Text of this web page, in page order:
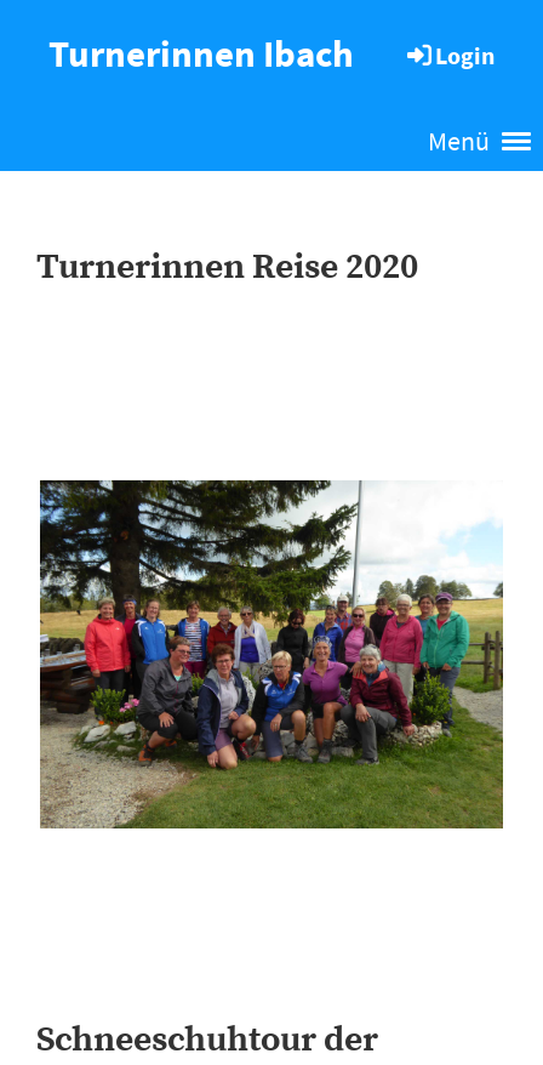
Turnerinnen Ibach Login
Menü
Turnerinnen Reise 2020
Schneeschuhtour der